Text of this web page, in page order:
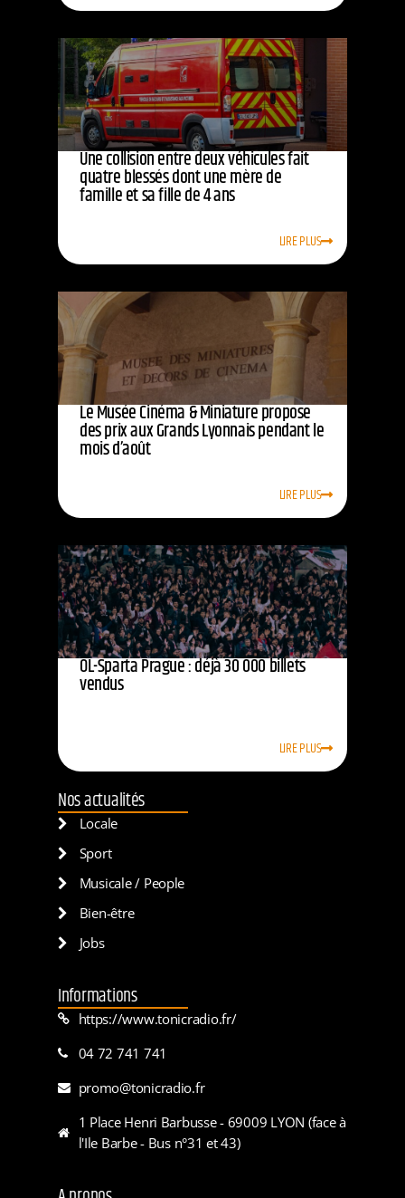
Une collision entre deux véhicules fait
quatre blessés dont une mère de
famille et sa fille de 4 ans
LIRE PLUS
Le Musée Cinéma & Miniature propose
des prix aux Grands Lyonnais pendant le
mois d’août
LIRE PLUS
OL-Sparta Prague : déjà 30 000 billets
vendus
LIRE PLUS
Nos actualités
Locale
Sport
Musicale / People
Bien-être
Jobs
Informations
https://www.tonicradio.fr/
04 72 741 741
promo@tonicradio.fr
1 Place Henri Barbusse - 69009 LYON (face à
l'Ile Barbe - Bus n°31 et 43)